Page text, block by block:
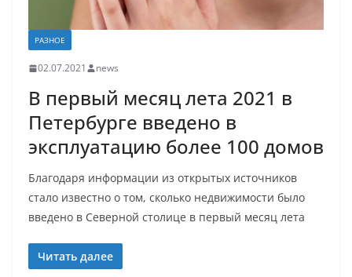
РАЗНОЕ
02.07.2021 news
В первый месяц лета 2021 в
Петербурге введено в
эксплуатацию более 100 домов
Благодаря информации из открытых источников
стало известно о том, сколько недвижимости было
введено в Северной столице в первый месяц лета
Читать далее